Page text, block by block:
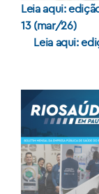
Leia aqui:
13 (mar/26)
Leia aqui: